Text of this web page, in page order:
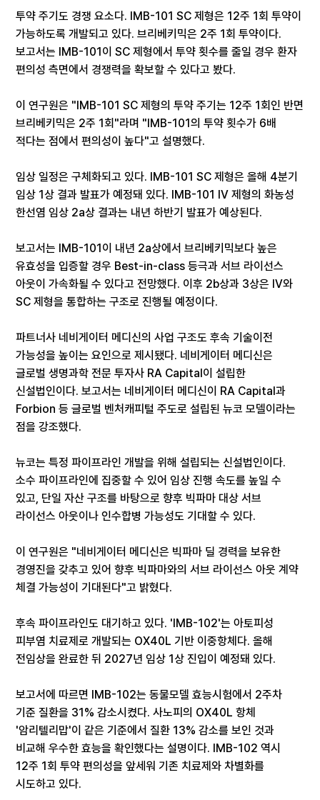
투약 주기도 경쟁 요소다. IMB-101 SC 제형은 12주 1회 투약이
가능하도록 개발되고 있다. 브리베키믹은 2주 1회 투약이다.
보고서는 IMB-101이 SC 제형에서 투약 횟수를 줄일 경우 환자
편의성 측면에서 경쟁력을 확보할 수 있다고 봤다.
이 연구원은 "IMB-101 SC 제형의 투약 주기는 12주 1회인 반면
브리베키믹은 2주 1회"라며 "IMB-101의 투약 횟수가 6배
적다는 점에서 편의성이 높다"고 설명했다.
임상 일정은 구체화되고 있다. IMB-101 SC 제형은 올해 4분기
임상 1상 결과 발표가 예정돼 있다. IMB-101 IV 제형의 화농성
한선염 임상 2a상 결과는 내년 하반기 발표가 예상된다.
보고서는 IMB-101이 내년 2a상에서 브리베키믹보다 높은
유효성을 입증할 경우 Best-in-class 등극과 서브 라이선스
아웃이 가속화될 수 있다고 전망했다. 이후 2b상과 3상은 IV와
SC 제형을 통합하는 구조로 진행될 예정이다.
파트너사 네비게이터 메디신의 사업 구조도 후속 기술이전
가능성을 높이는 요인으로 제시됐다. 네비게이터 메디신은
글로벌 생명과학 전문 투자사 RA Capital이 설립한
신설법인이다. 보고서는 네비게이터 메디신이 RA Capital과
Forbion 등 글로벌 벤처캐피털 주도로 설립된 뉴코 모델이라는
점을 강조했다.
뉴코는 특정 파이프라인 개발을 위해 설립되는 신설법인이다.
소수 파이프라인에 집중할 수 있어 임상 진행 속도를 높일 수
있고, 단일 자산 구조를 바탕으로 향후 빅파마 대상 서브
라이선스 아웃이나 인수합병 가능성도 기대할 수 있다.
이 연구원은 "네비게이터 메디신은 빅파마 딜 경력을 보유한
경영진을 갖추고 있어 향후 빅파마와의 서브 라이선스 아웃 계약
체결 가능성이 기대된다"고 밝혔다.
후속 파이프라인도 대기하고 있다. 'IMB-102'는 아토피성
피부염 치료제로 개발되는 OX40L 기반 이중항체다. 올해
전임상을 완료한 뒤 2027년 임상 1상 진입이 예정돼 있다.
보고서에 따르면 IMB-102는 동물모델 효능시험에서 2주차
기준 질환을 31% 감소시켰다. 사노피의 OX40L 항체
'암리텔리맙'이 같은 기준에서 질환 13% 감소를 보인 것과
비교해 우수한 효능을 확인했다는 설명이다. IMB-102 역시
12주 1회 투약 편의성을 앞세워 기존 치료제와 차별화를
시도하고 있다.